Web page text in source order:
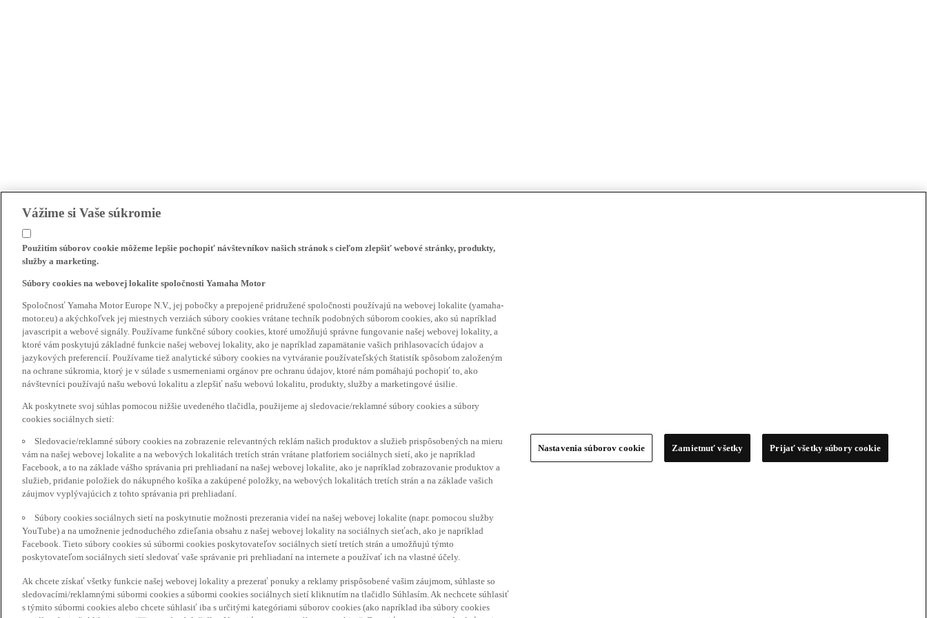
Vážime si Vaše súkromie
Použitím súborov cookie môžeme lepšie pochopiť návštevníkov našich stránok s cieľom zlepšiť webové stránky, produkty,
služby a marketing.
Súbory cookies na webovej lokalite spoločnosti Yamaha Motor
Spoločnosť Yamaha Motor Europe N.V., jej pobočky a prepojené pridružené spoločnosti používajú na webovej lokalite (yamaha-
motor.eu) a akýchkoľvek jej miestnych verziách súbory cookies vrátane techník podobných súborom cookies, ako sú napríklad
javascripit a webové signály. Používame funkčné súbory cookies, ktoré umožňujú správne fungovanie našej webovej lokality, a
ktoré vám poskytujú základné funkcie našej webovej lokality, ako je napríklad zapamätanie vašich prihlasovacích údajov a
jazykových preferencií. Používame tiež analytické súbory cookies na vytváranie používateľských štatistík spôsobom založeným
na ochrane súkromia, ktorý je v súlade s usmerneniami orgánov pre ochranu údajov, ktoré nám pomáhajú pochopiť to, ako
návštevníci používajú našu webovú lokalitu a zlepšiť našu webovú lokalitu, produkty, služby a marketingové úsilie.
Ak poskytnete svoj súhlas pomocou nižšie uvedeného tlačidla, použijeme aj sledovacie/reklamné súbory cookies a súbory
cookies sociálnych sietí:
Sledovacie/reklamné súbory cookies na zobrazenie relevantných reklám našich produktov a služieb prispôsobených na mieru
vám na našej webovej lokalite a na webových lokalitách tretích strán vrátane platforiem sociálnych sietí, ako je napríklad
Facebook, a to na základe vášho správania pri prehliadaní na našej webovej lokalite, ako je napríklad zobrazovanie produktov a
služieb, pridanie položiek do nákupného košíka a zakúpené položky, na webových lokalitách tretích strán a na základe vašich
záujmov vyplývajúcich z tohto správania pri prehliadaní.
Súbory cookies sociálnych sietí na poskytnutie možnosti prezerania videí na našej webovej lokalite (napr. pomocou služby
YouTube) a na umožnenie jednoduchého zdieľania obsahu z našej webovej lokality na sociálnych sieťach, ako je napríklad
Facebook. Tieto súbory cookies sú súbormi cookies poskytovateľov sociálnych sietí tretích strán a umožňujú týmto
poskytovateľom sociálnych sietí sledovať vaše správanie pri prehliadaní na internete a používať ich na vlastné účely.
Ak chcete získať všetky funkcie našej webovej lokality a prezerať ponuky a reklamy prispôsobené vašim záujmom, súhlaste so
sledovacími/reklamnými súbormi cookies a súbormi cookies sociálnych sietí kliknutím na tlačidlo Súhlasím. Ak nechcete súhlasiť
s týmito súbormi cookies alebo chcete súhlasiť iba s určitými kategóriami súborov cookies (ako napríklad iba súbory cookies
Nastavenia súborov cookie Zamietnuť všetky Prijať všetky súbory cookie